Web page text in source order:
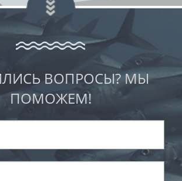
ВОПРОСЫ? МЫ
ПОМОЖЕМ!